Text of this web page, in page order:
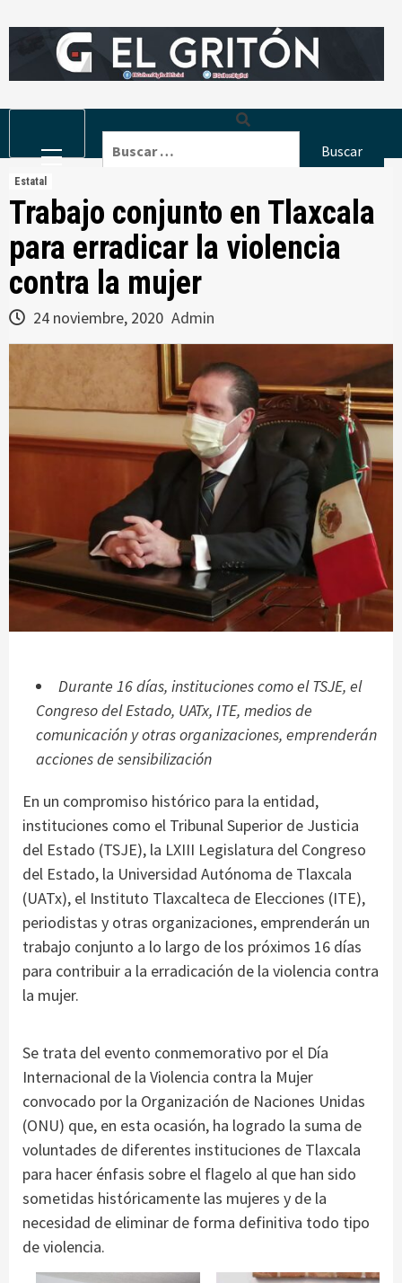
to
Menu
Estatal
Trabajo conjunto en Tlaxcala
para erradicar la violencia
contra la mujer
24 noviembre, 2020 Admin
Durante 16 días, instituciones como el TSJE, el
Congreso del Estado, UATx, ITE, medios de
comunicación y otras organizaciones, emprenderán
acciones de sensibilización
En un compromiso histórico para la entidad,
instituciones como el Tribunal Superior de Justicia
del Estado (TSJE), la LXIII Legislatura del Congreso
del Estado, la Universidad Autónoma de Tlaxcala
(UATx), el Instituto Tlaxcalteca de Elecciones (ITE),
periodistas y otras organizaciones, emprenderán un
trabajo conjunto a lo largo de los próximos 16 días
para contribuir a la erradicación de la violencia contra
la mujer.
Se trata del evento conmemorativo por el Día
Internacional de la Violencia contra la Mujer
convocado por la Organización de Naciones Unidas
(ONU) que, en esta ocasión, ha logrado la suma de
voluntades de diferentes instituciones de Tlaxcala
para hacer énfasis sobre el flagelo al que han sido
sometidas históricamente las mujeres y de la
necesidad de eliminar de forma definitiva todo tipo
de violencia.